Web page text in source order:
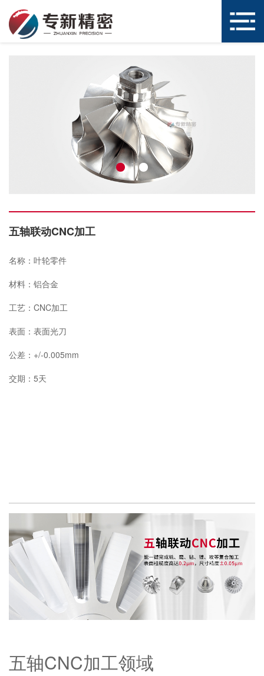
五轴联动CNC加工
名称：叶轮零件
材料：铝合金
工艺：CNC加工
表面：表面光刀
公差：+/-0.005mm
交期：5天
五轴CNC加工领域